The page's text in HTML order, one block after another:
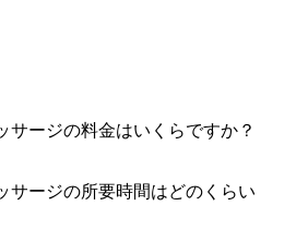
サージの料金はいくらですか？
サージの所要時間はどのくらい